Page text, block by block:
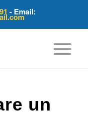
- Email:
un